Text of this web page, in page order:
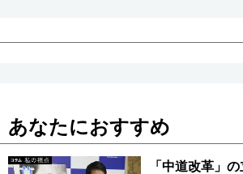
あなたにおすすめ
「中道改革」